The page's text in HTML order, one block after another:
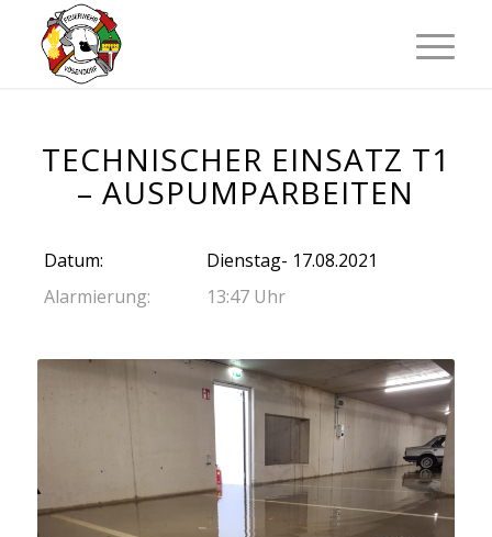
TECHNISCHER EINSATZ T1
– AUSPUMPARBEITEN
Datum:
Dienstag- 17.08.2021
Alarmierung:
13:47 Uhr